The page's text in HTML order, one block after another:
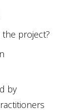
project?
by